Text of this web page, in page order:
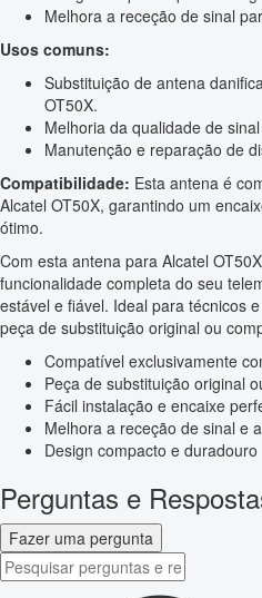
Melhora a receção de sinal
Usos comuns:
Substituição de antena
OT50X.
Melhoria da qualidade de
Manutenção e reparação de
Compatibilidade: Esta antena é
Alcatel OT50X, garantindo um
ótimo.
Com esta antena para Alcatel
funcionalidade completa do seu
estável e fiável. Ideal para técnicos
peça de substituição original ou
Compatível exclusivamente
Peça de substituição original
Fácil instalação e encaixe
Melhora a receção de sinal e
Design compacto e duradouro
Perguntas e
Fazer uma pergunta